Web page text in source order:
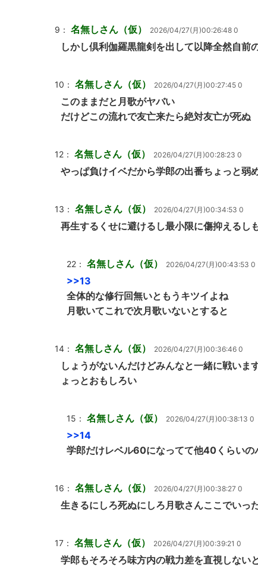
9： 名無しさん（仮） 2026/04/27(月)00:26:48 0
しかし倶利伽羅黒龍剣を出して以降全然自前
10： 名無しさん（仮） 2026/04/27(月)00:27:45 0
このままだと月歌がヤバい
だけどこの流れで友亡来たら絶対友亡が死ぬ
12： 名無しさん（仮） 2026/04/27(月)00:28:23 0
やっぱ負けイベだから学郎の出番ちょっと弱
13： 名無しさん（仮） 2026/04/27(月)00:34:53 0
再生するくせに避けるし最小限に傷抑えるし
22： 名無しさん（仮） 2026/04/27(月)00:43:53 0
>>13
全体的な修行回無いともうキツイよね
月歌いてこれで次月歌いないとすると
14： 名無しさん（仮） 2026/04/27(月)00:36:46 0
しょうがないんだけどみんなと一緒に戦い
ょっとおもしろい
15： 名無しさん（仮） 2026/04/27(月)00:38:13 0
>>14
学郎だけレベル60になってて他40くらい
16： 名無しさん（仮） 2026/04/27(月)00:38:27 0
生きるにしろ死ぬにしろ月歌さんここでいっ
17： 名無しさん（仮） 2026/04/27(月)00:39:21 0
学郎もそろそろ味方内の戦力差を直視しない